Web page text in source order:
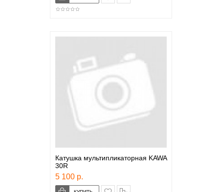
Катушка мультипликаторная KAWA
30R
5 100 р.
в закладки